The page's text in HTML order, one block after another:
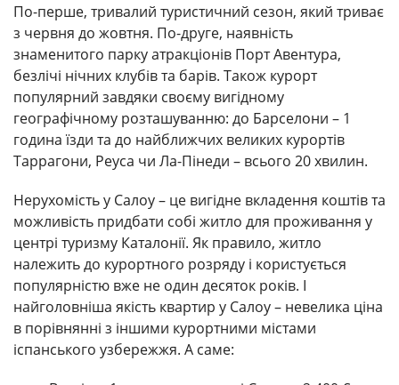
По-перше, тривалий туристичний сезон, який триває
з червня до жовтня. По-друге, наявність
знаменитого парку атракціонів Порт Авентура,
безлічі нічних клубів та барів. Також курорт
популярний завдяки своєму вигідному
географічному розташуванню: до Барселони – 1
година їзди та до найближчих великих курортів
Таррагони, Реуса чи Ла-Пінеди – всього 20 хвилин.
Нерухомість у Салоу – це вигідне вкладення коштів та
можливість придбати собі житло для проживання у
центрі туризму Каталонії. Як правило, житло
належить до курортного розряду і користується
популярністю вже не один десяток років. І
найголовніша якість квартир у Салоу – невелика ціна
в порівнянні з іншими курортними містами
іспанського узбережжя. А саме: